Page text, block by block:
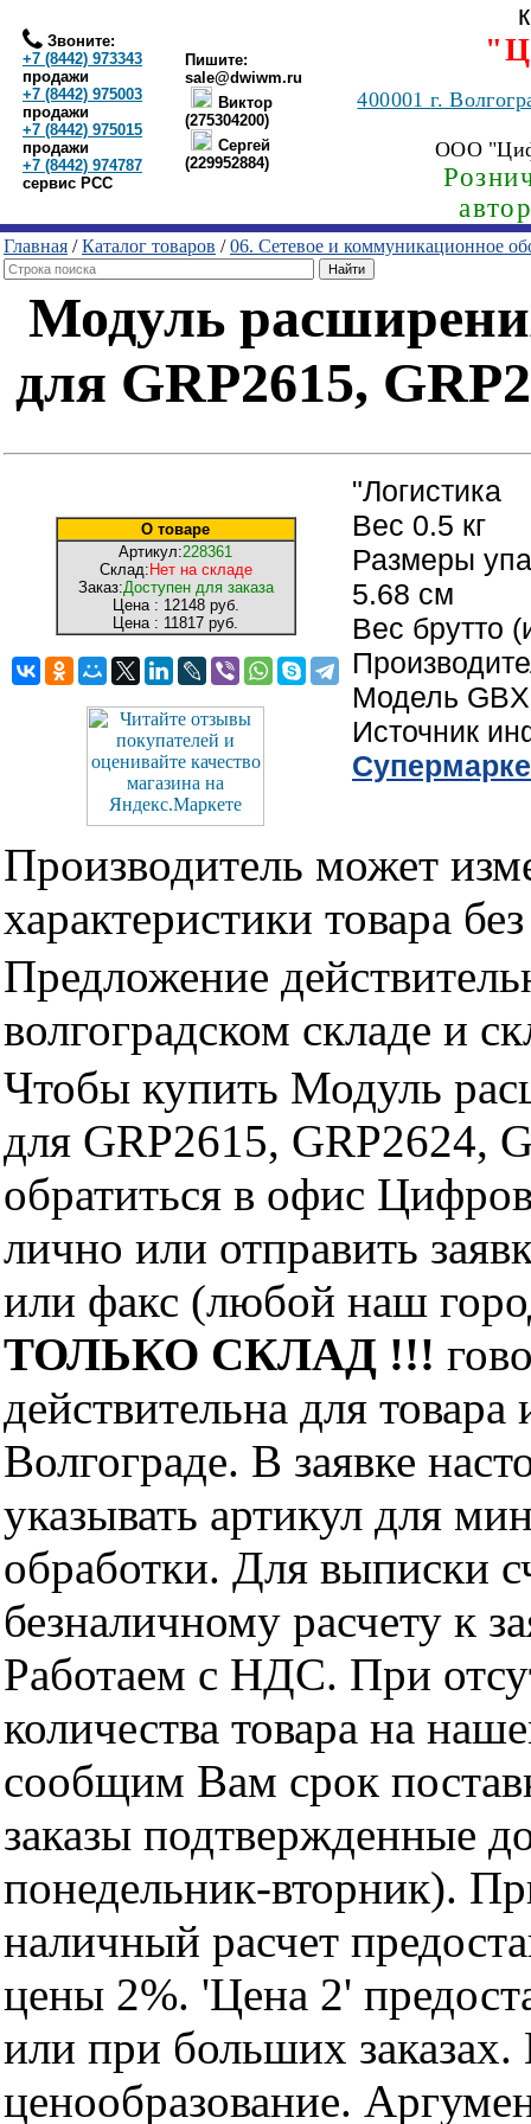
Звоните:
+7 (8442) 973343
продажи
+7 (8442) 975003
продажи
+7 (8442) 975015
продажи
+7 (8442) 974787
сервис РСС
Пишите:
sale@dwiwm.ru
Виктор
(275304200)
Сергей
(229952884)
400001г.
ООО
Главная /Каталог товаров /06. Сетевое и коммуникационное
Модуль
для GRP2615,
О товаре
Артикул:228361
Склад: Нет на складе
Заказ:Доступен для заказа
Цена : 12148 руб.
Цена : 11817 руб.
"Логистика
Вес 0.5 кг
Размеры
5.68 см
Вес брутто
Модель
Источник
Производитель может
характеристики товара
Предложение
волгоградском складе и
Чтобы купить Модуль
для GRP2615, GRP2624,
обратиться в офис
лично или отправить
или факс (любой наш
ТОЛЬКО СКЛАД !!!
действительна для
Волгограде. В заявке
указывать артикул для
обработки. Для выписки
безналичному расчету к
Работаем с НДС. При
количества товара на
сообщим Вам срок
заказы подтвержденные
понедельник-вторник).
наличный расчет
цены 2%. 'Цена 2'
или при больших
ценообразование.